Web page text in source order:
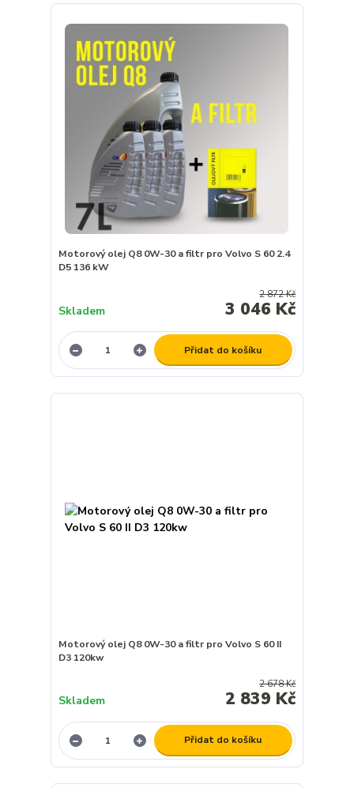
Motorový olej Q8 0W-30 a filtr pro Volvo S 60 2.4
D5 136 kW
2 872 Kč
3 046 Kč
Skladem
Přidat do košíku
Motorový olej Q8 0W-30 a filtr pro Volvo S 60 II
D3 120kw
2 678 Kč
2 839 Kč
Skladem
Přidat do košíku